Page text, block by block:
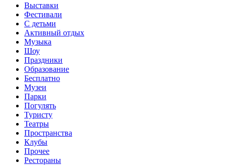
Выставки
Фестивали
С детьми
Активный отдых
Музыка
Шоу
Праздники
Образование
Бесплатно
Музеи
Парки
Погулять
Туристу
Театры
Пространства
Клубы
Прочее
Рестораны